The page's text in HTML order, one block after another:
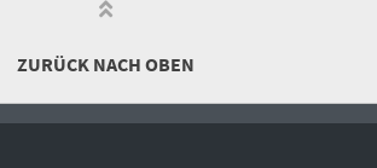
ZURÜCK NACH OBEN